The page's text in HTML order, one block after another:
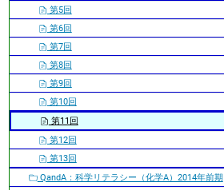
第5回
第6回
第7回
第8回
第9回
第10回
第11回
第12回
第13回
QandA：科学リテラシー（化学A）2014年前期